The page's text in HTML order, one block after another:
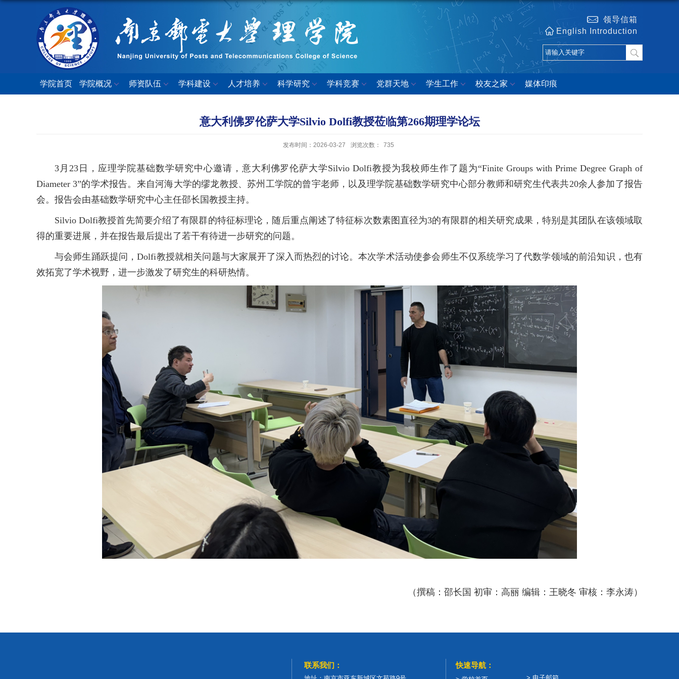
领导信箱
English Introduction
学院首页 学院概况 师资队伍 学科建设 人才培养 科学研究 学科竞赛 党群天地 学生工作 校友之家 媒体印痕
意大利佛罗伦萨大学Silvio Dolfi教授莅临第266期理学论坛
发布时间：2026-03-27 浏览次数： 735
3月23日，应理学院基础数学研究中心邀请，意大利佛罗伦萨大学Silvio Dolfi教授为我校师生作了题为“Finite Groups with Prime Degree Graph of
Diameter 3”的学术报告。来自河海大学的缪龙教授、苏州工学院的曾宇老师，以及理学院基础数学研究中心部分教师和研究生代表共20余人参加了报告
会。报告会由基础数学研究中心主任邵长国教授主持。
Silvio Dolfi教授首先简要介绍了有限群的特征标理论，随后重点阐述了特征标次数素图直径为3的有限群的相关研究成果，特别是其团队在该领域取
得的重要进展，并在报告最后提出了若干有待进一步研究的问题。
与会师生踊跃提问，Dolfi教授就相关问题与大家展开了深入而热烈的讨论。本次学术活动使参会师生不仅系统学习了代数学领域的前沿知识，也有
效拓宽了学术视野，进一步激发了研究生的科研热情。
（撰稿：邵长国 初审：高丽 编辑：王晓冬 审核：李永涛）
快速导航：
联系我们：